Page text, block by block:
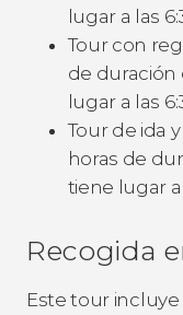
lugar a las
Tour con
de duración
lugar a las
Tour de ida
horas de
tiene lugar a
Recogida
Este tour